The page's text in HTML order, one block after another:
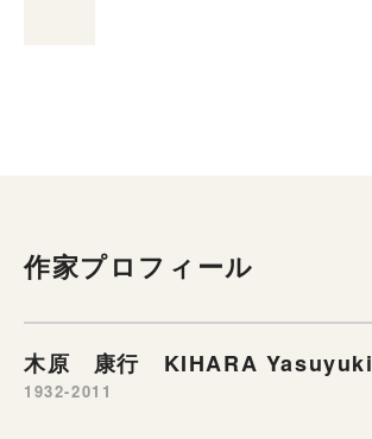
作家プロフィール
木原 康行 KIHARA Yasuyuki
1932-2011